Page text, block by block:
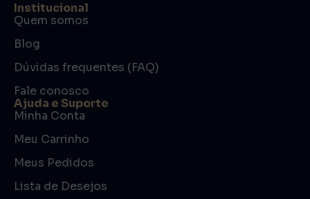
Institucional
Quem somos
Blog
Dúvidas frequentes (FAQ)
Fale conosco
Ajuda e Suporte
Minha Conta
Meu Carrinho
Meus Pedidos
Lista de Desejos